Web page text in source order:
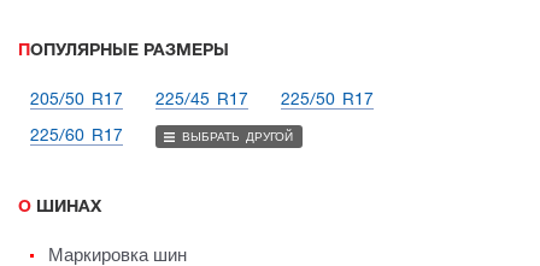
ПОПУЛЯРНЫЕ РАЗМЕРЫ
205/50 R17 225/45 R17 225/50 R17
225/60 R17 ВЫБРАТЬ ДРУГОЙ
О ШИНАХ
Маркировка шин